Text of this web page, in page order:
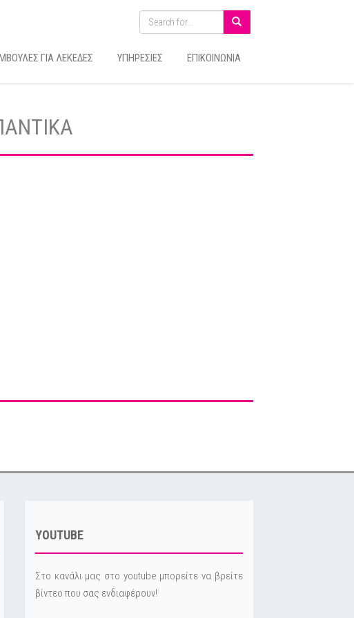
ΓΙΑ ΛΕΚΕΔΕΣ ΥΠΗΡΕΣΙΕΣ ΕΠΙΚΟΙΝΩΝΙΑ
YOUTUBE
Στο κανάλι μας στο youtube μπορείτε να βρείτε
βίντεο που σας ενδιαφέρουν!